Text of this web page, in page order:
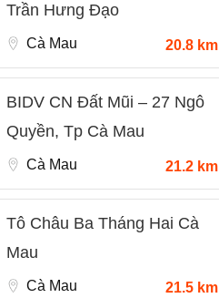
Trần Hưng Đạo
Cà Mau 20.8 km
BIDV CN Đất Mũi – 27 Ngô
Quyền, Tp Cà Mau
Cà Mau 21.2 km
Tô Châu Ba Tháng Hai Cà
Mau
Cà Mau 21.5 km